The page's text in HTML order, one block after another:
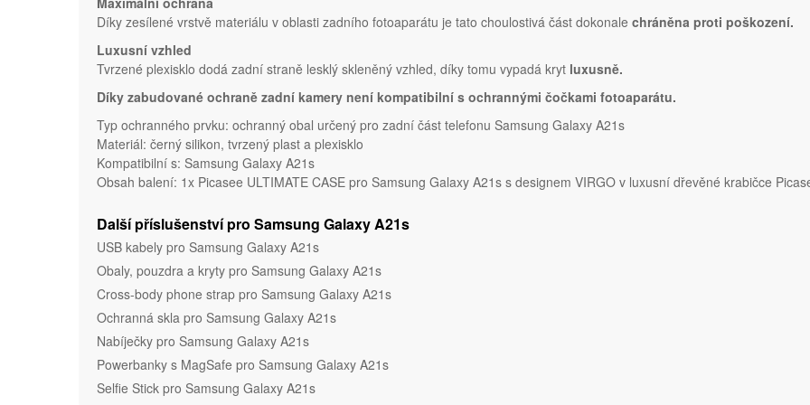
Díky zesílené vrstvě materiálu v oblasti zadního fotoaparátu je tato choulostivá část dokonale chráněna proti poškození.
Luxusní vzhled
Tvrzené plexisklo dodá zadní straně lesklý skleněný vzhled, díky tomu vypadá kryt luxusně.
Díky zabudované ochraně zadní kamery není kompatibilní s ochrannými čočkami fotoaparátu.
Typ ochranného prvku: ochranný obal určený pro zadní část telefonu Samsung Galaxy A21s
Materiál: černý silikon, tvrzený plast a plexisklo
Kompatibilní s: Samsung Galaxy A21s
Obsah balení: 1x Picasee ULTIMATE CASE pro Samsung Galaxy A21s s designem VIRGO v luxusní dřevěné krabičce
Další příslušenství pro Samsung Galaxy A21s
USB kabely pro Samsung Galaxy A21s
Obaly, pouzdra a kryty pro Samsung Galaxy A21s
Cross-body phone strap pro Samsung Galaxy A21s
Ochranná skla pro Samsung Galaxy A21s
Nabíječky pro Samsung Galaxy A21s
Powerbanky s MagSafe pro Samsung Galaxy A21s
Selfie Stick pro Samsung Galaxy A21s